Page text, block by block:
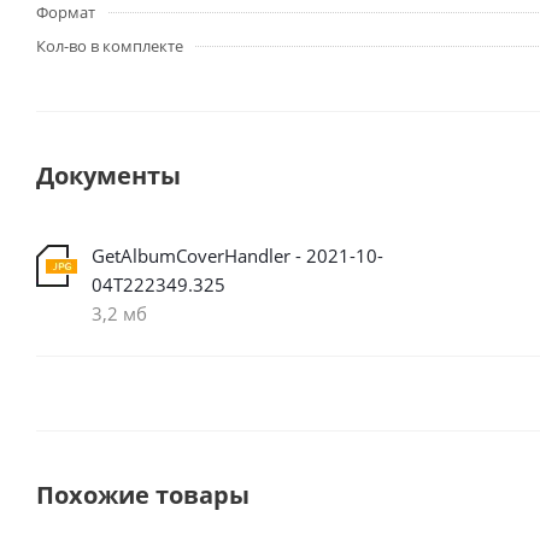
Формат
Кол-во в комплекте
Документы
GetAlbumCoverHandler - 2021-10-
04T222349.325
3,2 мб
Похожие товары